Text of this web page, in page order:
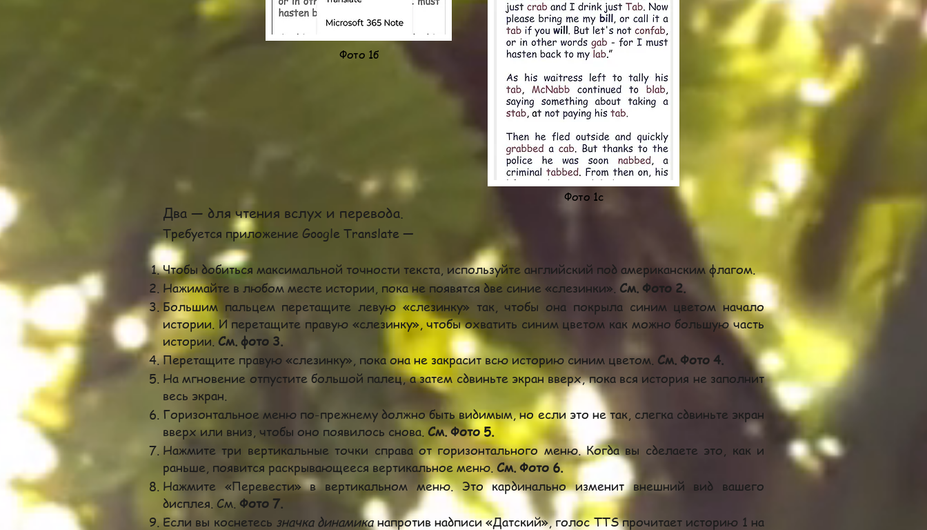
Фото 1б
Фото 1с
Два — для чтения вслух и перевода.
Требуется приложение Google Translate —
Чтобы добиться максимальной точности текста, используйте английский под американским флагом.
Нажимайте в любом месте истории, пока не появятся две синие «слезинки». См. Фото 2.
Большим пальцем перетащите левую «слезинку» так, чтобы она покрыла синим цветом начало
истории. И перетащите правую «слезинку», чтобы охватить синим цветом как можно большую часть
истории. См. фото 3.
Перетащите правую «слезинку», пока она не закрасит всю историю синим цветом. См. Фото 4.
На мгновение отпустите большой палец, а затем сдвиньте экран вверх, пока вся история не заполнит
весь экран.
Горизонтальное меню по-прежнему должно быть видимым, но если это не так, слегка сдвиньте экран
вверх или вниз, чтобы оно появилось снова. См. Фото 5.
Нажмите три вертикальные точки справа от горизонтального меню. Когда вы сделаете это, как и
раньше, появится раскрывающееся вертикальное меню. См. Фото 6.
Нажмите «Перевести» в вертикальном меню. Это кардинально изменит внешний вид вашего
дисплея. См. Фото 7.
Если вы коснетесь значка динамиканапротив надписи «Датский», голос TTS прочитает историю 1 на